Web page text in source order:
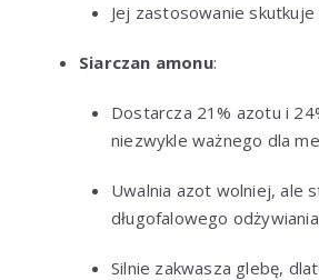
Jej zastosowanie
Siarczan amonu:
Dostarcza 21% azotu i
niezwykle ważnego dla
Uwalnia azot wolniej, ale
długofalowego
Silnie zakwasza glebę,